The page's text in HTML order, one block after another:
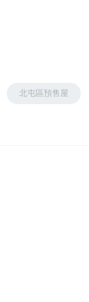
北屯區預售屋